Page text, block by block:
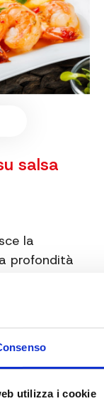
utilizza i cookie
salsa
la
profondità
esotico
questi